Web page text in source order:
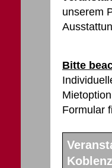
unserem
Bitte
Formular
Koblenz